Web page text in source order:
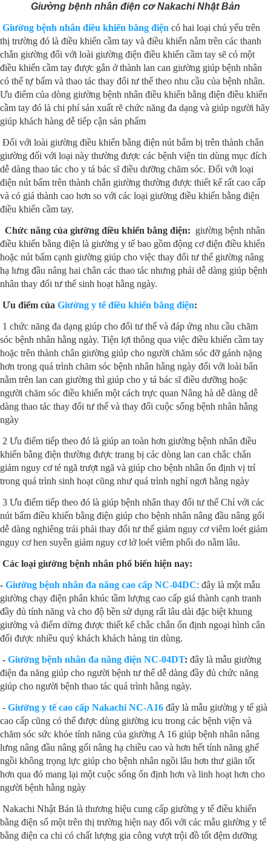
Giường bệnh nhân điện cơ Nakachi Nhật Bản
Giường bệnh nhân điều khiển bằng điện có hai loại chủ yếu trên
thị trường đó là điều khiển cầm tay và điều khiển nằm trên các thanh
chắn giường đối với loài giường điện điều khiển cầm tay sẽ có một
điều khiển cầm tay được gắn ở thành lan can giường giúp bệnh nhân
có thể tự bấm và thao tác thay đổi tư thế theo nhu cầu của bệnh nhân.
Ưu điểm của dòng giường bệnh nhân điều khiển bằng điện điều khiển
cầm tay đó là chi phí sản xuất rẽ chức năng đa dạng và giúp người hãy
giúp khách hàng dễ tiếp cận sản phẩm
Đối với loài giường điều khiển bằng điện nút bấm bị trên thành chắn
giường đối với loại này thường được các bệnh viện tin dùng mục đích
dễ dàng thao tác cho y tá bác sĩ điều dưỡng chăm sóc. Đối với loại
điện nút bấm trên thành chắn giường thường được thiết kế rất cao cấp
và có giá thành cao hơn so với các loại giường điều khiển bằng điện
điều khiển cầm tay.
Chức năng của giường điều khiển bằng điện: giường bệnh nhân
điều khiển bằng điện là giường y tế bao gồm động cơ điện điều khiển
hoặc nút bấm cạnh giường giúp cho việc thay đổi tư thế giường nâng
hạ lưng đầu nâng hai chân các thao tác nhưng phải dễ dàng giúp bệnh
nhân thay đổi tư thế sinh hoạt hằng ngày.
Ưu điểm của Giường y tế điều khiển bằng điện:
1 chức năng đa dạng giúp cho đổi tư thế và đáp ứng nhu cầu chăm
sóc bệnh nhân hằng ngày. Tiện lợi thông qua việc điều khiển cầm tay
hoặc trên thành chân giường giúp cho người chăm sóc đỡ gánh nặng
hơn trong quá trình chăm sóc bệnh nhân hằng ngày đối với loài bẩn
nằm trên lan can giường thì giúp cho y tá bác sĩ điều dưỡng hoặc
người chăm sóc điều khiển một cách trực quan Nâng hà dễ dàng dễ
dàng thao tác thay đổi tư thế và thay đổi cuộc sống bệnh nhân hằng
ngày
2 Ưu điểm tiếp theo đó là giúp an toàn hơn giường bệnh nhân điều
khiển bằng điện thường được trang bị các dòng lan can chắc chắn
giảm nguy cơ té ngã trượt ngã và giúp cho bệnh nhân ổn định vị trí
trong quá trình sinh hoạt cũng như quá trình nghỉ ngơi hằng ngày
3 Ưu điểm tiếp theo đó là giúp bệnh nhân thay đổi tư thế Chỉ với các
nút bấm điều khiển bằng điện giúp cho bệnh nhân nâng đầu nâng gối
dễ dàng nghiêng trái phải thay đổi tư thế giảm nguy cơ viêm loét giảm
nguy cơ hen suyễn giảm nguy cơ lở loét viêm phổi do nằm lâu.
Các loại giường bệnh nhân phổ biến hiện nay:
- Giường bệnh nhân đa năng cao cấp NC-04DC: đây là một mẫu
giường chạy điện phân khúc tầm lượng cao cấp giá thành cạnh tranh
đầy đủ tính năng và cho độ bền sử dụng rất lâu dài đặc biệt khung
giường và điểm dừng được thiết kế chắc chắn ổn định ngoại hình cân
đối được nhiều quý khách khách hàng tin dùng.
- Giường bệnh nhân đa năng điện NC-04DT: đây là mẫu giường
điện đa năng giúp cho người bệnh tư thế dễ dàng đầy đủ chức năng
giúp cho người bệnh thao tác quá trình hằng ngày.
- Giường y tế cao cấp Nakachi NC-A16 đây là mẫu giường y tế già
cao cấp cũng có thể được dùng giường icu trong các bệnh viện và
chăm sóc sức khỏe tính năng của giường A 16 giúp bệnh nhân nâng
lưng nâng đầu nâng gối nâng hạ chiều cao và hơn hết tính năng ghế
ngồi không trọng lực giúp cho bệnh nhân ngồi lâu hơn thư giãn tốt
hơn qua đó mang lại một cuộc sống ổn định hơn và linh hoạt hơn cho
người bệnh hằng ngày
Nakachi Nhật Bản là thương hiệu cung cấp giường y tế điều khiển
bằng điện số một trên thị trường hiện nay đối với các mẫu giường y tế
bằng điện ca chi có chất lượng gia công vượt trội đồ tốt đệm dưỡng